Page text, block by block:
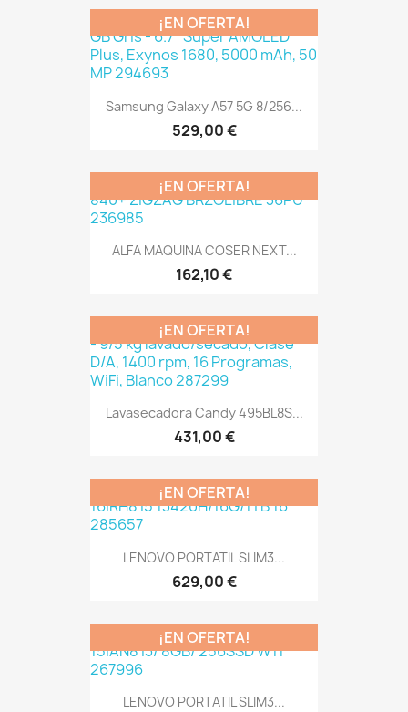
Samsung Galaxy A57 5G 8/256...
529,00 €
¡EN OFERTA!
ALFA MAQUINA COSER NEXT...
162,10 €
¡EN OFERTA!
Lavasecadora Candy 495BL8S...
431,00 €
¡EN OFERTA!
LENOVO PORTATIL SLIM3...
629,00 €
¡EN OFERTA!
LENOVO PORTATIL SLIM3...
¡EN OFERTA!